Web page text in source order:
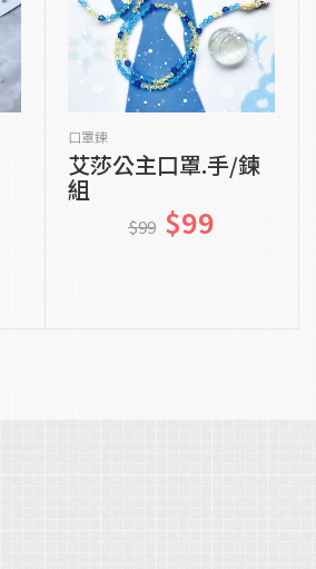
口罩鍊
艾莎公主口罩.手/鍊
組
$99 $99